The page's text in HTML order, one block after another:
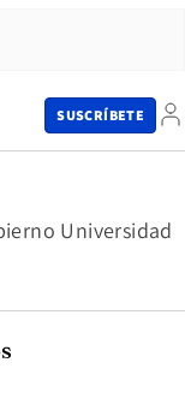
SUSCRÍBETE
Universidad